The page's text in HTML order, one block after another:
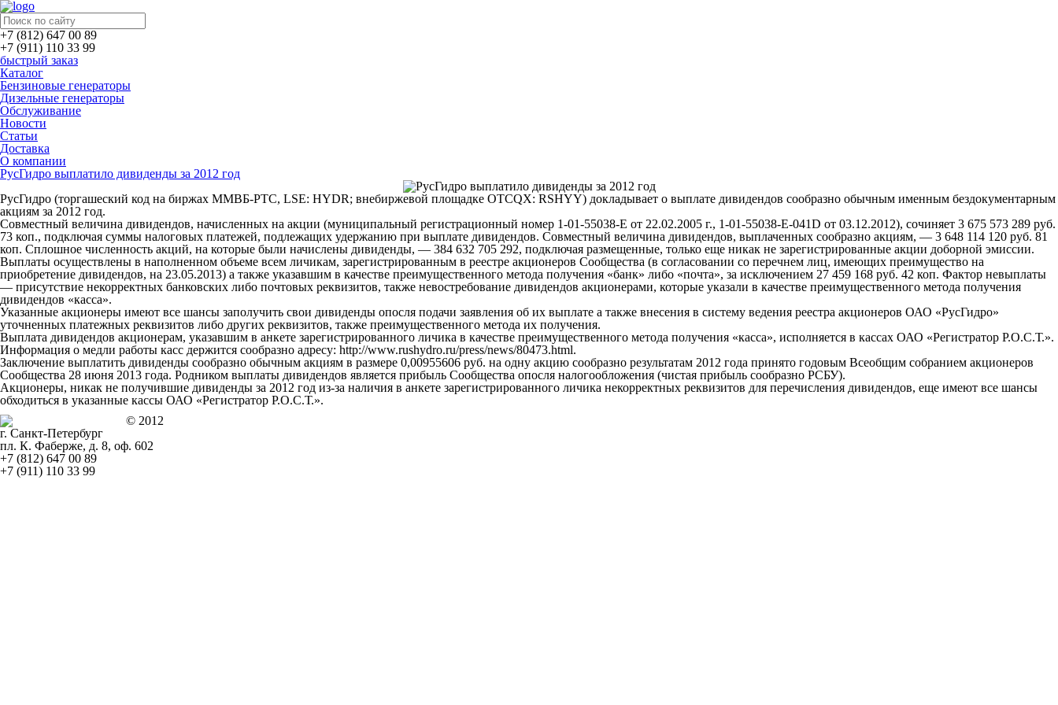
+7 (812) 647 00 89
+7 (911) 110 33 99
быстрый заказ
Каталог
Бензиновые генераторы
Дизельные генераторы
Обслуживание
Новости
Статьи
Доставка
О компании
РусГидро выплатило дивиденды за 2012 год
РусГидро (торгашеский код на биржах ММВБ-РТС, LSE: HYDR; внебиржевой площадке OTCQX: RSHYY) докладывает о выплате дивидендов сообразно обычным именным бездокументарным
акциям за 2012 год.
Совместный величина дивидендов, начисленных на акции (муниципальный регистрационный номер 1-01-55038-Е от 22.02.2005 г., 1-01-55038-Е-041D от 03.12.2012), сочиняет 3 675 573 289 руб.
73 коп., подключая суммы налоговых платежей, подлежащих удержанию при выплате дивидендов. Совместный величина дивидендов, выплаченных сообразно акциям, — 3 648 114 120 руб. 81
коп. Сплошное численность акций, на которые были начислены дивиденды, — 384 632 705 292, подключая размещенные, только еще никак не зарегистрированные акции доборной эмиссии.
Выплаты осуществлены в наполненном объеме всем личикам, зарегистрированным в реестре акционеров Сообщества (в согласовании со перечнем лиц, имеющих преимущество на
приобретение дивидендов, на 23.05.2013) а также указавшим в качестве преимущественного метода получения «банк» либо «почта», за исключением 27 459 168 руб. 42 коп. Фактор невыплаты
— присутствие некорректных банковских либо почтовых реквизитов, также невостребование дивидендов акционерами, которые указали в качестве преимущественного метода получения
дивидендов «касса».
Указанные акционеры имеют все шансы заполучить свои дивиденды опосля подачи заявления об их выплате а также внесения в систему ведения реестра акционеров ОАО «РусГидро»
уточненных платежных реквизитов либо других реквизитов, также преимущественного метода их получения.
Выплата дивидендов акционерам, указавшим в анкете зарегистрированного личика в качестве преимущественного метода получения «касса», исполняется в кассах ОАО «Регистратор Р.О.С.Т.».
Информация о медли работы касс держится сообразно адресу: http://www.rushydro.ru/press/news/80473.html.
Заключение выплатить дивиденды сообразно обычным акциям в размере 0,00955606 руб. на одну акцию сообразно результатам 2012 года принято годовым Всеобщим собранием акционеров
Сообщества 28 июня 2013 года. Родником выплаты дивидендов является прибыль Сообщества опосля налогообложения (чистая прибыль сообразно РСБУ).
Акционеры, никак не получившие дивиденды за 2012 год из-за наличия в анкете зарегистрированного личика некорректных реквизитов для перечисления дивидендов, еще имеют все шансы
обходиться в указанные кассы ОАО «Регистратор Р.О.С.Т.».
© 2012
г. Санкт-Петербург
пл. К. Фаберже, д. 8, оф. 602
+7 (812) 647 00 89
+7 (911) 110 33 99